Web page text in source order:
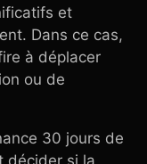
et
Dans ce cas,
à déplacer
ou de
30 jours de
décider si la